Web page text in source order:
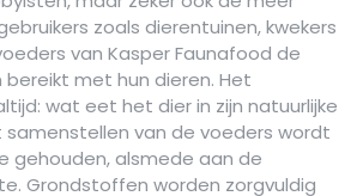
zoals dierentuinen, kwekers
van Kasper Faunafood de
met hun dieren. Het
wat eet het dier in zijn natuurlijke
samenstellen van de voeders wordt
gehouden, alsmede aan de
Grondstoffen worden zorgvuldig